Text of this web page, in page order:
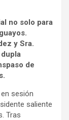
no solo para
y Sra.
de
sesión
saliente
Tras